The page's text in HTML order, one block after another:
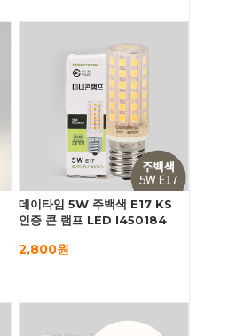
데이타임 5W 주백색 E17 KS
인증 콘 램프 LED I450184
2,800원